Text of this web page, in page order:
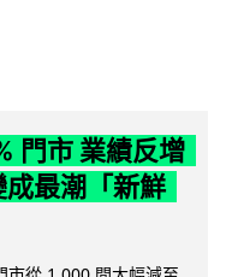
門市 業績反增
成最潮「新鮮